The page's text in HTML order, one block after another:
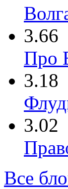
3.66
Про
3.18
3.02
Все